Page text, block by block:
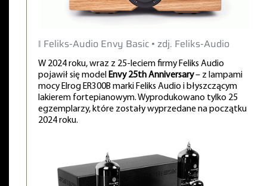
‖ Feliks-Audio Envy Basic • zdj. Feliks-Audio
W 2024 roku, wraz z 25-leciem firmy Feliks Audio
pojawił się model Envy 25th Anniversary– z lampami
mocy Elrog ER300B marki Feliks Audio i błyszczącym
lakierem fortepianowym. Wyprodukowano tylko 25
egzemplarzy, które zostały wyprzedane na początku
2024 roku.